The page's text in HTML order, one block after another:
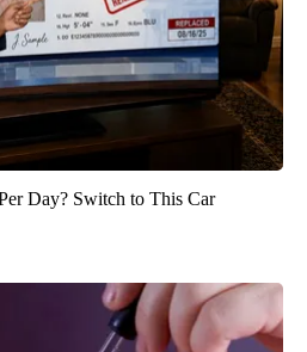
Day? Switch to This Car